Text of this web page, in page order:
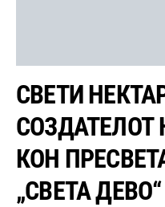
СВЕТИ
СОЗДАТЕЛОТ
КОН
„СВЕТА ДЕВО“